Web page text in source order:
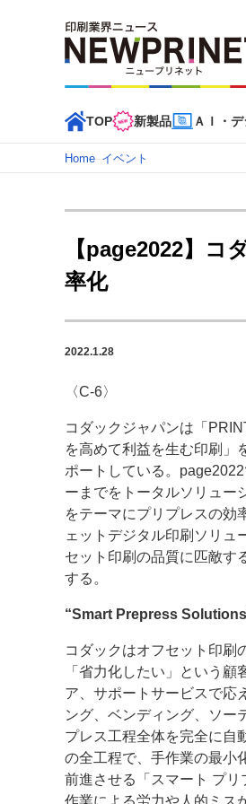
TOP 新製品 ＡＩ・
インデックス
TOP 新着記事 特
カテゴリー一覧
新商品
特集記事カテゴリー一覧
特集・デジタル印刷 ～ 新成長
案内
発刊案内 JFPI印刷用
運営
会社案内 購読・購入
Home–イベント
【page2022】
率化
2022.1.28
〈C-6〉
コダックジャパンは「
を高めて利益を生む印刷」
ポートしている。
ーまでをトータルソリュー
をテーマにプリプレスの効
ェットデジタル印刷ソリュ
セット印刷の品質に匹敵す
する。
“Smart Prepress
コダックはオフセット印刷
「省力化したい」という
ア、サポートサービスで応
ング、ベンディング、ソー
プレス工程全体を完全に自
の全工程で、手作業の最小
前進させる「スマート プ
作業による労力や人的ミス